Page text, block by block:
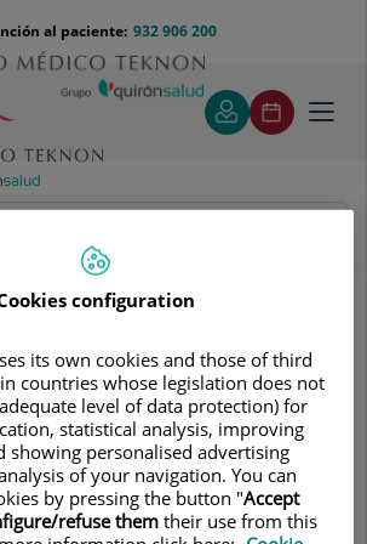
932 906 200
al paciente:
Marta Camats Terre
MartaCamats Terre
ANGIOLOGÍA Y CIRUGÍA
VASCULAR
configuration
its own cookies and those of third
countries whose legislation does not
level of data protection) for
statistical analysis, improving
showing personalised advertising
of your navigation. You can
by pressing the button "Accept
refuse themtheir use from this